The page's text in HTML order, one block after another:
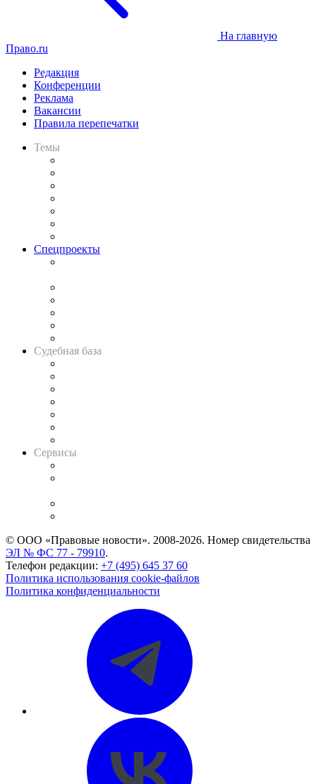
На главную
Право.ru
Редакция
Конференции
Реклама
Вакансии
Правила перепечатки
Темы
Спецпроекты
Судебная база
Сервисы
© ООО «Правовые новости». 2008-2026. Номер свидетельства
ЭЛ № ФС 77 - 79910.
Телефон редакции: +7 (495) 645 37 60
Политика использования cookie-файлов
Политика конфиденциальности